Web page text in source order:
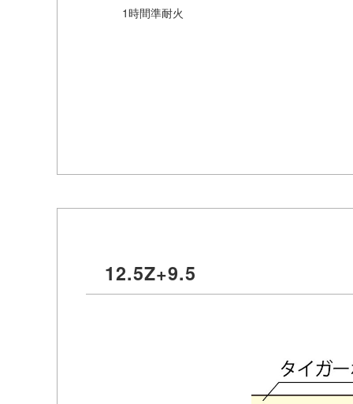
1時間準耐火
12.5Z+9.5